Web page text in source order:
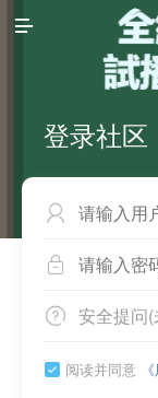

登录社区


 安全提问
 阅读并同意